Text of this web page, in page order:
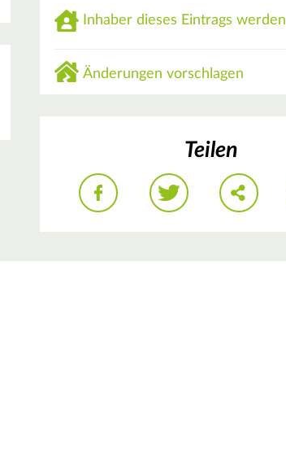
Inhaber dieses Eintrags werden
Änderungen vorschlagen
Teilen